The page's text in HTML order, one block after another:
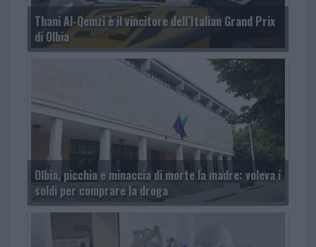
Thani Al-Qemzi è il vincitore dell’Italian Grand Prix
di Olbia
Olbia, picchia e minaccia di morte la madre: voleva i
soldi per comprare la droga